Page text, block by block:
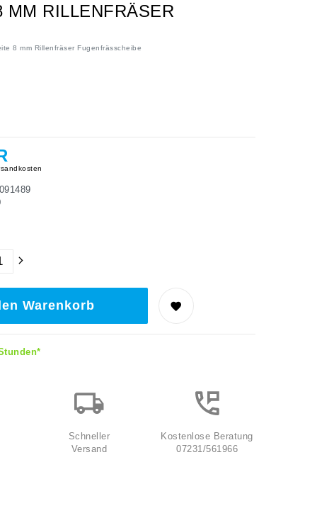
RILLENFRÄSER
8 mm Rillenfräser Fugenfrässcheibe
Warenkorb
Schneller
Versand
Kostenlose Beratung
07231/561966